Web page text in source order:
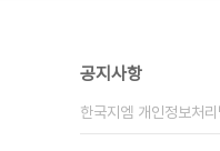
공지사항
한국지엠 개인정보처리